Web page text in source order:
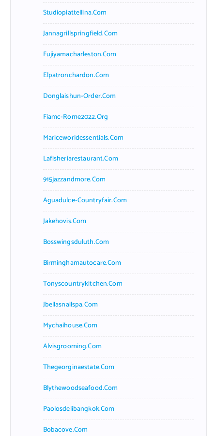
Studiopiattellina.com
Jannagrillspringfield.com
Fujiyamacharleston.com
Elpatronchardon.com
Donglaishun-Order.com
Fiamc-Rome2022.org
Mariceworldessentials.com
Lafisheriarestaurant.com
915jazzandmore.com
Aguadulce-Countryfair.com
Jakehovis.com
Bosswingsduluth.com
Birminghamautocare.com
Tonyscountrykitchen.com
Jbellasnailspa.com
Mychaihouse.com
Alvisgrooming.com
Thegeorginaestate.com
Blythewoodseafood.com
Paolosdelibangkok.com
Bobacove.com